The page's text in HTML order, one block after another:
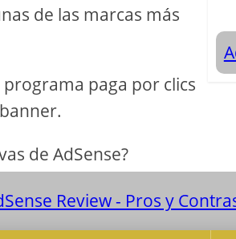
de las marcas más
paga por clics
de AdSense?
Review - Pros y